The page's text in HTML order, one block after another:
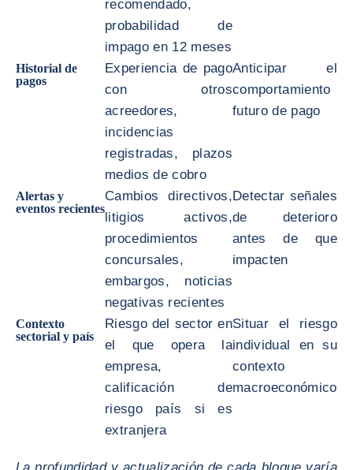
recomendado,
probabilidad de
impago en 12 meses
Historial de
pagos
Experiencia de pago
con otros
acreedores,
incidencias
registradas, plazos
medios de cobro
Anticipar el
comportamiento
futuro de pago
Alertas y
eventos recientes
Cambios directivos,
litigios activos,
procedimientos
concursales,
embargos, noticias
negativas recientes
Detectar señales
de deterioro
antes de que
impacten
Contexto
sectorial y país
Riesgo del sector en
el que opera la
empresa,
calificación de
riesgo país si es
extranjera
Situar el riesgo
individual en su
contexto
macroeconómico